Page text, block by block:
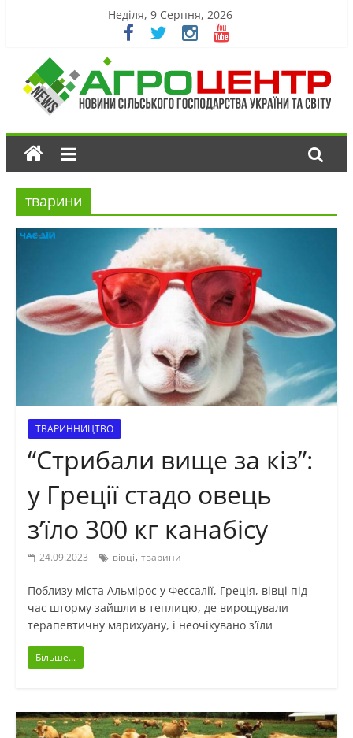
Неділя, 9 Серпня, 2026
тварини
ТВАРИННИЦТВО
“Стрибали вище за кіз”:
у Греції стадо овець
з’їло 300 кг канабісу
24.09.2023 вівці, тварини
Поблизу міста Альмірос у Фессалії, Греція, вівці під
час шторму зайшли в теплицю, де вирощували
терапевтичну марихуану, і неочікувано з’їли
Більше...